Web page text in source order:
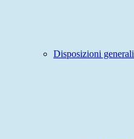
Disposizioni generali